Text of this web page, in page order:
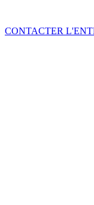
CONTACTER